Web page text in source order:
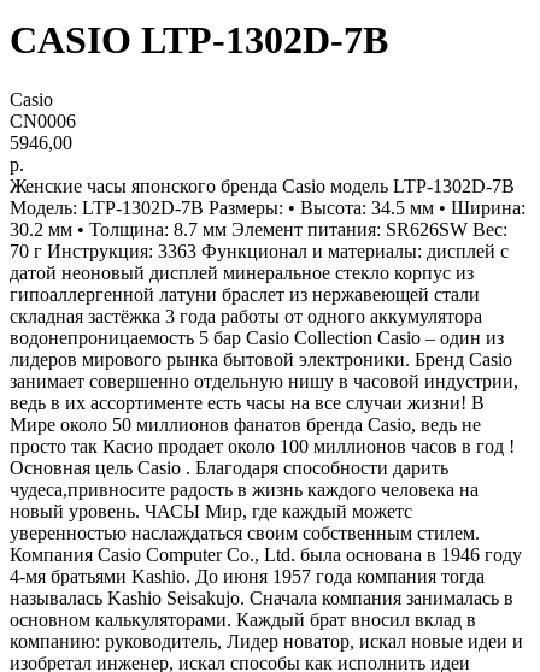
CASIO LTP-1302D-7B
Casio
CN0006
5946,00
р.
Женские часы японского бренда Casio модель LTP-1302D-7B
Модель: LTP-1302D-7B Размеры: • Высота: 34.5 мм • Ширина:
30.2 мм • Толщина: 8.7 мм Элемент питания: SR626SW Вес:
70 г Инструкция: 3363 Функционал и материалы: дисплей с
датой неоновый дисплей минеральное стекло корпус из
гипоаллергенной латуни браслет из нержавеющей стали
складная застёжка 3 года работы от одного аккумулятора
водонепроницаемость 5 бар Casio Collection Casio – один из
лидеров мирового рынка бытовой электроники. Бренд Casio
занимает совершенно отдельную нишу в часовой индустрии,
ведь в их ассортименте есть часы на все случаи жизни! В
Мире около 50 миллионов фанатов бренда Casio, ведь не
просто так Касио продает около 100 миллионов часов в год !
Основная цель Casio . Благодаря способности дарить
чудеса,привносите радость в жизнь каждого человека на
новый уровень. ЧАСЫ Мир, где каждый можетс
уверенностью наслаждаться своим собственным стилем.
Компания Casio Computer Co., Ltd. была основана в 1946 году
4-мя братьями Kashio. До июня 1957 года компания тогда
называлась Kashio Seisakujo. Сначала компания занималась в
основном калькуляторами. Каждый брат вносил вклад в
компанию: руководитель, Лидер новатор, искал новые идеи и
изобретал инженер, искал способы как исполнить идеи